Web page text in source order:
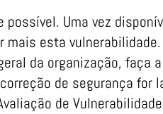
possível. Uma vez
mais esta vulnerabilidade.
da organização, faça
de segurança for
de